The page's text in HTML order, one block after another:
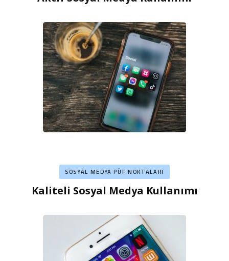
SOSYAL MEDYA PÜF NOKTALARI
Kaliteli Sosyal Medya Kullanımı